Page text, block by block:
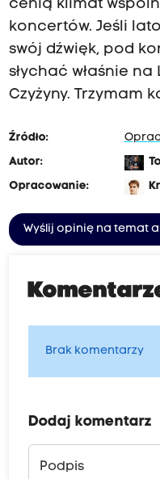
cenią klimat
koncertów. Jeśli
swój dźwięk, pod
słychać właśnie
Czyżyny. Trzymam
Źródło:
Autor:
Opracowanie:
Wyślij opinię na temat
Brak komentarzy
Dodaj komentarz
Podpis